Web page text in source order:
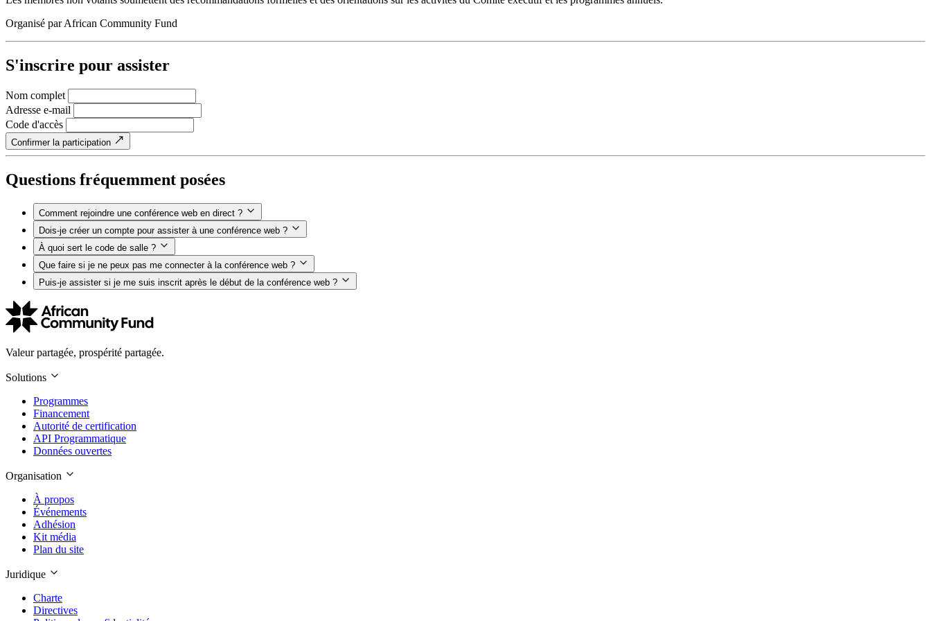
Organisé parAfrican Community Fund
S'inscrire pour assister
Nom complet
Adresse e-mail
Code d'accès
Confirmer la participation
Questions fréquemment posées
Comment rejoindre une conférence web en direct ?
Dois-je créer un compte pour assister à une conférence web ?
À quoi sert le code de salle ?
Que faire si je ne peux pas me connecter à la conférence web ?
Puis-je assister si je me suis inscrit après le début de la conférence web ?
Valeur partagée, prospérité partagée.
Solutions
Programmes
Financement
Autorité de certification
API Programmatique
Données ouvertes
Organisation
À propos
Événements
Adhésion
Kit média
Plan du site
Juridique
Charte
Directives